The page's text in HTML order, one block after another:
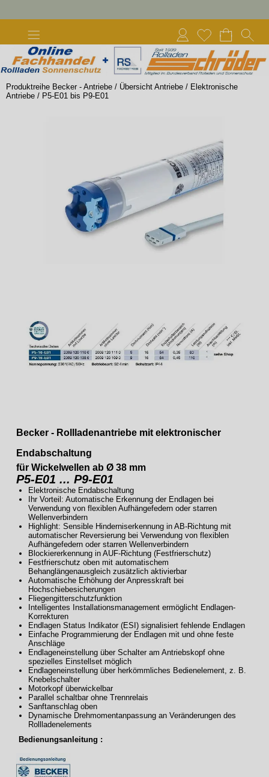
Produktreihe Becker - Antriebe / Übersicht Antriebe / Elektronische
Antriebe / P5-E01 bis P9-E01
Becker - Rollladenantriebe mit elektronischer
Endabschaltung
für Wickelwellen ab Ø 38 mm
P5-E01 ... P9-E01
Elektronische Endabschaltung
Ihr Vorteil: Automatische Erkennung der Endlagen bei
Verwendung von flexiblen Aufhängefedern oder starren
Wellenverbindern
Highlight: Sensible Hinderniserkennung in AB-Richtung mit
automatischer Reversierung bei Verwendung von flexiblen
Aufhängefedern oder starren Wellenverbindern
Blockiererkennung in AUF-Richtung (Festfrierschutz)
Festfrierschutz oben mit automatischem
Behanglängenausgleich zusätzlich aktivierbar
Automatische Erhöhung der Anpresskraft bei
Hochschiebesicherungen
Fliegengitterschutzfunktion
Intelligentes Installationsmanagement ermöglicht Endlagen-
Korrekturen
Endlagen Status Indikator (ESI) signalisiert fehlende Endlagen
Einfache Programmierung der Endlagen mit und ohne feste
Anschläge
Endlageneinstellung über Schalter am Antriebskopf ohne
spezielles Einstellset möglich
Endlageneinstellung über herkömmliches Bedienelement, z. B.
Knebelschalter
Motorkopf überwickelbar
Parallel schaltbar ohne Trennrelais
Sanftanschlag oben
Dynamische Drehmomentanpassung an Veränderungen des
Rollladenelements
Bedienungsanleitung :